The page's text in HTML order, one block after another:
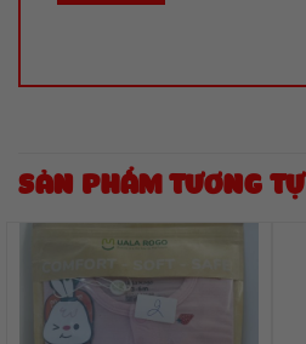
SẢN PHẨM TƯƠNG TỰ